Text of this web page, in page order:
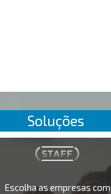
Soluções
Escolha as empresas com